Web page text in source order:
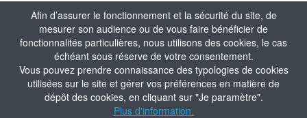
Afin d’assurer le fonctionnement et la sécurité du site, de
mesurer son audience ou de vous faire bénéficier de
fonctionnalités particulières, nous utilisons des cookies, le cas
échéant sous réserve de votre consentement.
Vous pouvez prendre connaissance des typologies de cookies
utilisées sur le site et gérer vos préférences en matière de
dépôt des cookies, en cliquant sur "Je paramètre".
Plus d'information.